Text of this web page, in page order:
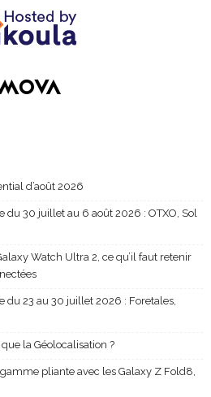
d’août 2026
du 30 juillet au 6 août 2026 : OTXO, Sol
Watch Ultra 2, ce qu’il faut retenir
du 23 au 30 juillet 2026 : Foretales,
la Géolocalisation ?
pliante avec les Galaxy Z Fold8,